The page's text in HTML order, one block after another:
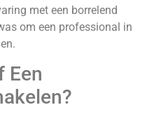
met een borrelend
om een professional in
Een